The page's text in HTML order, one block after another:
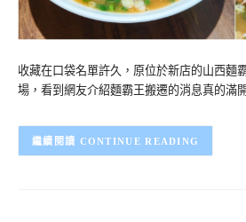
收藏在口袋名單許久，原位於新店的山西麵
場，看到網友介紹麵霸王搬遷的消息真的滿
CONTINUE READING